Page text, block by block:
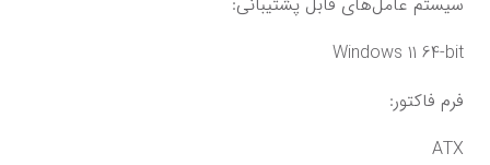
Windows 11 64-bit
فرم فاکتور:
ATX